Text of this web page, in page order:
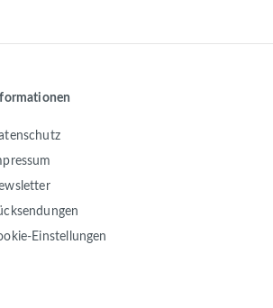
Einstellungen